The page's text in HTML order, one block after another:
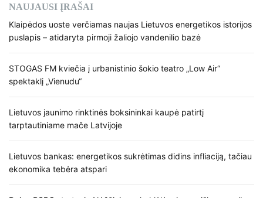
NAUJAUSI ĮRAŠAI
Klaipėdos uoste verčiamas naujas Lietuvos energetikos istorijos
puslapis – atidaryta pirmoji žaliojo vandenilio bazė
STOGAS FM kviečia į urbanistinio šokio teatro „Low Air“
spektaklį „Vienudu“
Lietuvos jaunimo rinktinės boksininkai kaupė patirtį
tarptautiniame mače Latvijoje
Lietuvos bankas: energetikos sukrėtimas didins infliaciją, tačiau
ekonomika tebėra atspari